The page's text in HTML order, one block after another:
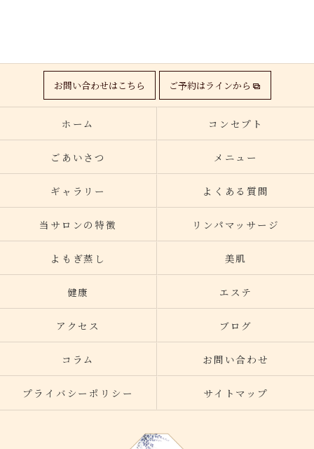
お問い合わせはこちら ご予約はラインから
ホーム コンセプト
ごあいさつ メニュー
ギャラリー よくある質問
当サロンの特徴 リンパマッサージ
よもぎ蒸し 美肌
健康 エステ
アクセス ブログ
コラム お問い合わせ
プライバシーポリシー サイトマップ